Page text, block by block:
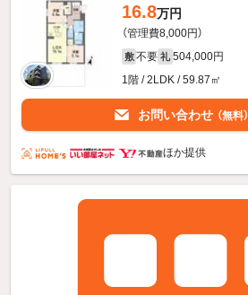
16.8万円
（管理費8,000円）
敷 不要 礼 504,000円
1階 / 2LDK / 59.87㎡
お問い合わせ （無料）
ほか提供